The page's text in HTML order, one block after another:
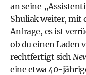
an seine
Shuliak weiter, mit
Anfrage, es ist
ob du einen Laden
rechtfertigt sich
eine etwa 40-